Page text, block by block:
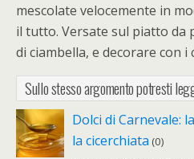
mescolate velocemente in
il tutto. Versate sul piatto da
di ciambella, e decorare con
Sullo stesso argomento potresti
Dolci di Carnevale:
la cicerchiata (0)